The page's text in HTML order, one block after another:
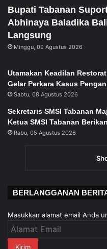
Bupati Tabanan
Abhinaya Baladika
Langsung
Minggu, 09 Agustus 2026
Utamakan Keadilan
Gelar Perkara Kasus
Sabtu, 08 Agustus 2026
Sekretaris SMSI Tabanan
Ketua SMSI Tabanan
Rabu, 05 Agustus 2026
BERLANGGANAN
Masukkan alamat email Anda
Alamat
Kirim